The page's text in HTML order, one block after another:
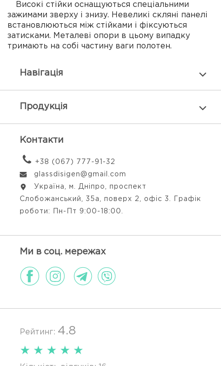
Високі стійки оснащуються спеціальними
зажимами зверху і знизу. Невеликі скляні панелі
встановлюються між стійками і фіксуються
затисками. Металеві опори в цьому випадку
тримають на собі частину ваги полотен.
Навiгацiя
Продукцiя
Контакти
+38 (067) 777-91-32
glassdisigen@gmail.com
Україна, м. Дніпро, проспект
Слобожанський, 35а, поверх 2, офіс 3. Графік
роботи: Пн-Пт 9:00-18:00.
Ми в соц. мережах
Рейтинг: 4.8
★ ★ ★ ★ ★